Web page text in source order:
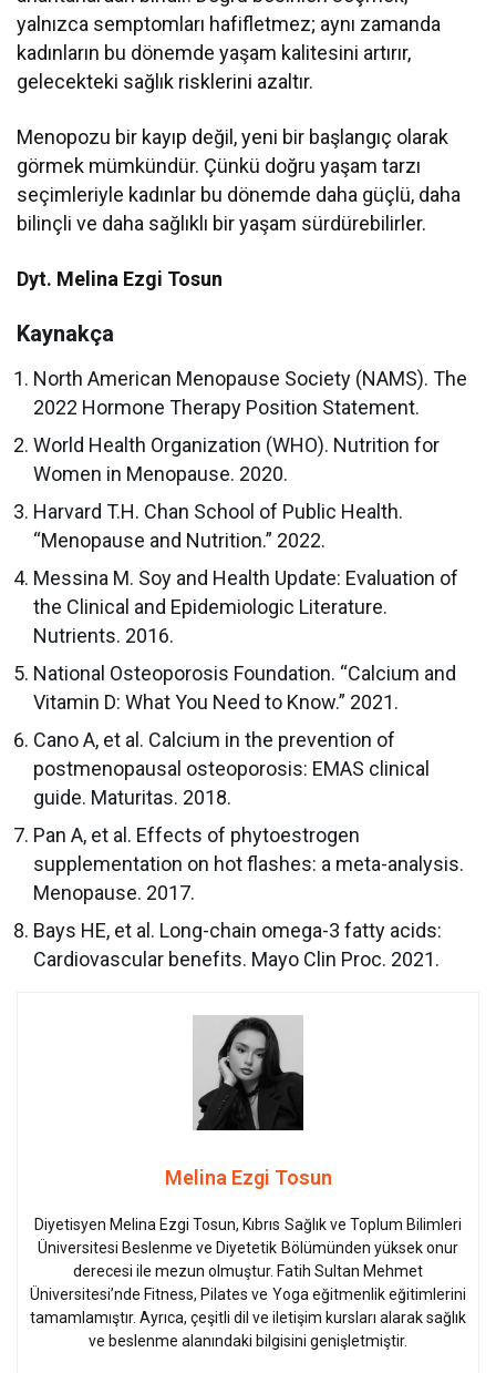
yalnızca semptomları hafifletmez; aynı zamanda
kadınların bu dönemde yaşam kalitesini artırır,
gelecekteki sağlık risklerini azaltır.
Menopozu bir kayıp değil, yeni bir başlangıç olarak
görmek mümkündür. Çünkü doğru yaşam tarzı
seçimleriyle kadınlar bu dönemde daha güçlü, daha
bilinçli ve daha sağlıklı bir yaşam sürdürebilirler.
Dyt. Melina Ezgi Tosun
Kaynakça
North American Menopause Society (NAMS). The
2022 Hormone Therapy Position Statement.
World Health Organization (WHO). Nutrition for
Women in Menopause. 2020.
Harvard T.H. Chan School of Public Health.
“Menopause and Nutrition.” 2022.
Messina M. Soy and Health Update: Evaluation of
the Clinical and Epidemiologic Literature.
Nutrients. 2016.
National Osteoporosis Foundation. “Calcium and
Vitamin D: What You Need to Know.” 2021.
Cano A, et al. Calcium in the prevention of
postmenopausal osteoporosis: EMAS clinical
guide. Maturitas. 2018.
Pan A, et al. Effects of phytoestrogen
supplementation on hot flashes: a meta-analysis.
Menopause. 2017.
Bays HE, et al. Long-chain omega-3 fatty acids:
Cardiovascular benefits. Mayo Clin Proc. 2021.
Melina Ezgi Tosun
Diyetisyen Melina Ezgi Tosun, Kıbrıs Sağlık ve Toplum Bilimleri
Üniversitesi Beslenme ve Diyetetik Bölümünden yüksek onur
derecesi ile mezun olmuştur. Fatih Sultan Mehmet
Üniversitesi’nde Fitness, Pilates ve Yoga eğitmenlik eğitimlerini
tamamlamıştır. Ayrıca, çeşitli dil ve iletişim kursları alarak sağlık
ve beslenme alanındaki bilgisini genişletmiştir.